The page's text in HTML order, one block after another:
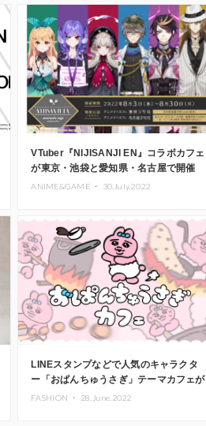
VTuber『NIJISANJI EN』コラボカフェ
が東京・池袋と愛知県・名古屋で開催
ANIME&GAME ・ 30.July.2022
LINEスタンプなどで人気のキャラクタ
ー「おぱんちゅうさぎ」テーマカフェが
東京・大阪にて初開催
FASHION ・ 28.June.2022